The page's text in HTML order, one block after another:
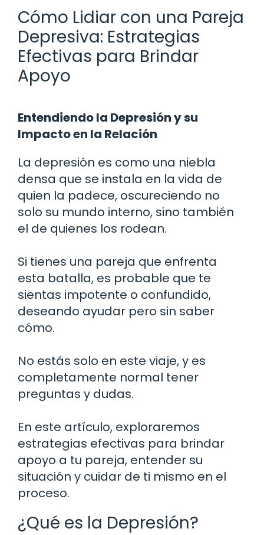
Cómo Lidiar con una Pareja
Depresiva: Estrategias
Efectivas para Brindar
Apoyo
Entendiendo la Depresión y su
Impacto en la Relación
La depresión es como una niebla
densa que se instala en la vida de
quien la padece, oscureciendo no
solo su mundo interno, sino también
el de quienes los rodean.
Si tienes una pareja que enfrenta
esta batalla, es probable que te
sientas impotente o confundido,
deseando ayudar pero sin saber
cómo.
No estás solo en este viaje, y es
completamente normal tener
preguntas y dudas.
En este artículo, exploraremos
estrategias efectivas para brindar
apoyo a tu pareja, entender su
situación y cuidar de ti mismo en el
proceso.
¿Qué es la Depresión?